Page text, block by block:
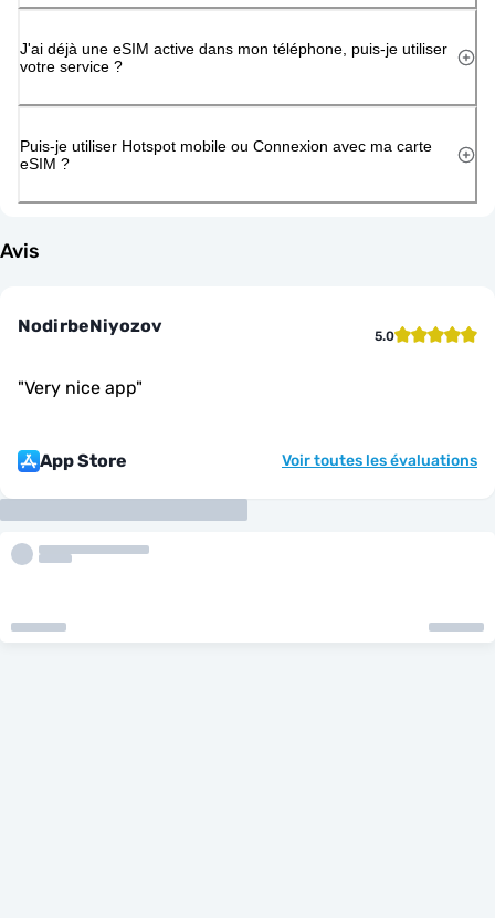
J'ai déjà une eSIM active dans mon téléphone, puis-je utiliser
votre service ?
Puis-je utiliser Hotspot mobile ou Connexion avec ma carte
eSIM ?
Avis
NodirbeNiyozov 5.0
"Very nice app"
App Store Voir toutes les évaluations